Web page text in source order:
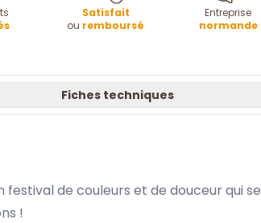
Satisfait
ou remboursé
Entreprise
normande
Fiches techniques
de couleurs et de douceur qui se
!